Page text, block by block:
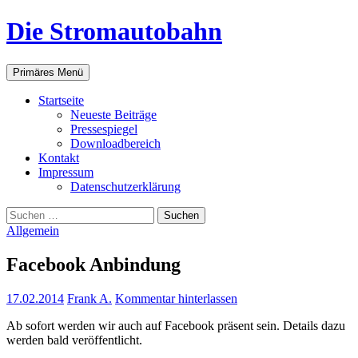
Zum
Inhalt
Die Stromautobahn
Suchen
Primäres Menü
Start­sei­te
Neu­es­te Beiträge
Pres­se­spie­gel
Down­load­be­reich
Kon­takt
Impres­sum
Daten­schutz­er­klä­rung
Suchen
nach:
Allgemein
Face­book Anbindung
17.02.2014 Frank A. Kommentar hinterlassen
Ab sofort wer­den wir auch auf Face­book prä­sent sein. Details dazu
wer­den bald veröffentlicht.